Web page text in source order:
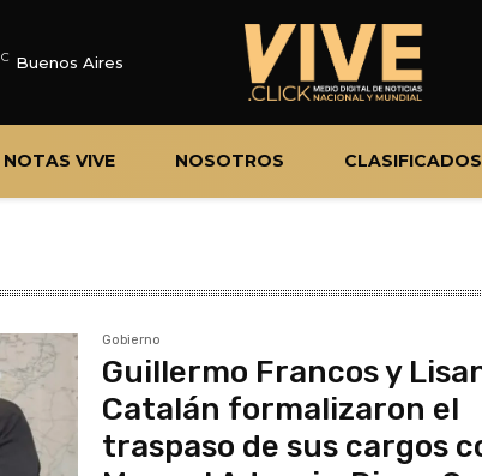
C Buenos Aires
NOTAS VIVE NOSOTROS CLASIFICADOS
Gobierno
Guillermo Francos y
Catalán formalizaron el
traspaso de sus cargos